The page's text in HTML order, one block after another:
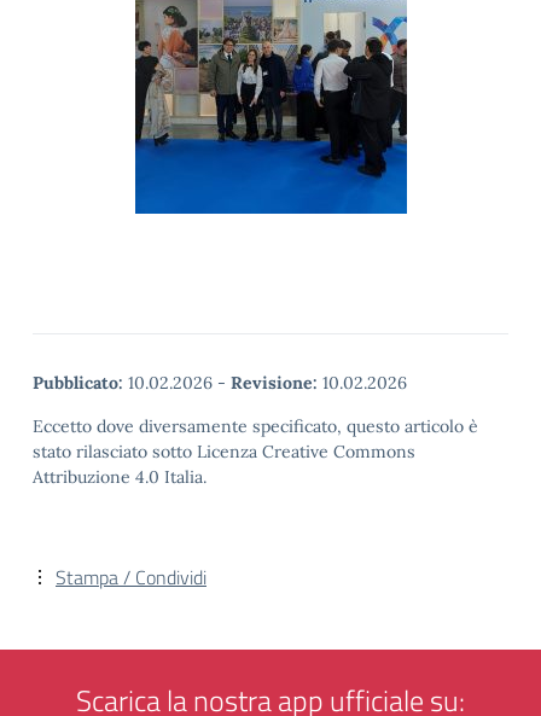
Pubblicato: 10.02.2026 - Revisione: 10.02.2026
Eccetto dove diversamente specificato, questo articolo è
stato rilasciato sotto Licenza Creative Commons
Attribuzione 4.0 Italia.
Stampa / Condividi
Scarica la nostra app ufficiale su: